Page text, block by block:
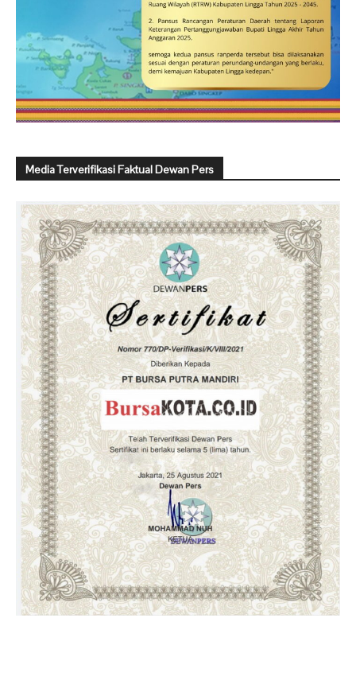
Media Terverifikasi Faktual Dewan Pers